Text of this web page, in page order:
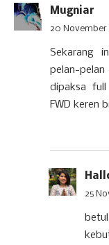
Mugniar
20 November
Sekarang
pelan-pelan
dipaksa
FWD keren
25